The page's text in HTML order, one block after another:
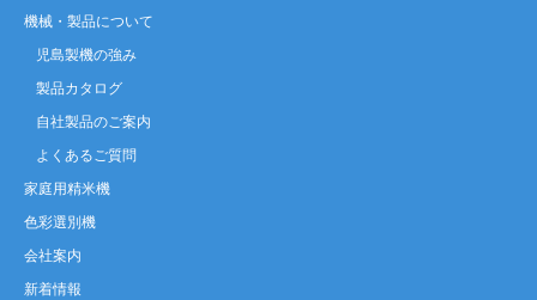
機械・製品について
児島製機の強み
製品カタログ
自社製品のご案内
よくあるご質問
家庭用精米機
色彩選別機
会社案内
新着情報